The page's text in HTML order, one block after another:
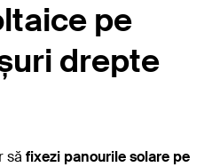
pe
drepte
să fixezi panourile solare pe